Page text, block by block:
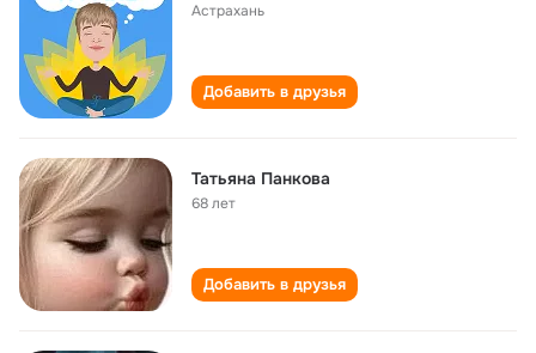
Астрахань
Добавить в друзья
Татьяна Панкова
68 лет
Добавить в друзья